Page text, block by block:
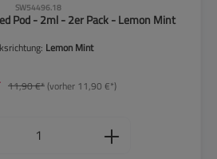
SW54496.18
Pod - 2ml - 2er Pack - Lemon Mint
Lemon Mint
11,90 €*(vorher 11,90 €*)
Anzahl: Gib den